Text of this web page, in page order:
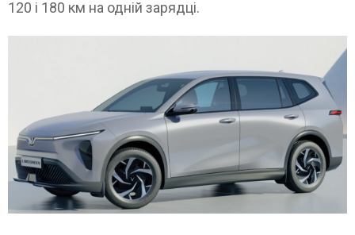
120 і 180 км на одній зарядці.